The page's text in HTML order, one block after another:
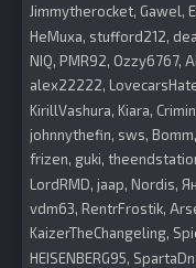
Jimmytherocket Gawel
HeMuxa stufford212
NIQ PMR92 Ozzy6767
alex22222
KirillVashura Kiara
johnnythefin sws Bomm
frizen guki
LordRMD jaap Nordis
vdm63 RentrFrostik
KaizerTheChangeling
HEISENBERG95